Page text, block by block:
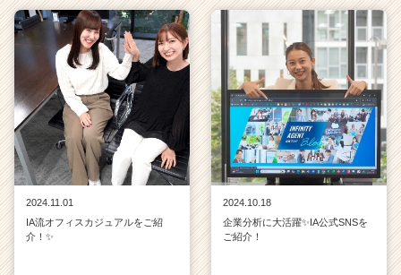
2024.11.01
IA流オフィスカジュアルをご紹
介！✨
2024.10.18
企業分析に大活躍✨IA公式SNSを
ご紹介！